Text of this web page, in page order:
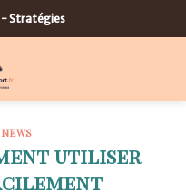
- Stratégies
utiliser